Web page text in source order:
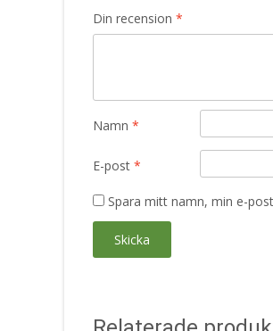
Din recension *
Namn *
E-post *
Spara mitt namn, min e-